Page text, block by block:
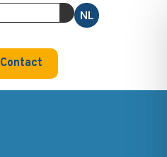
NL
Contact